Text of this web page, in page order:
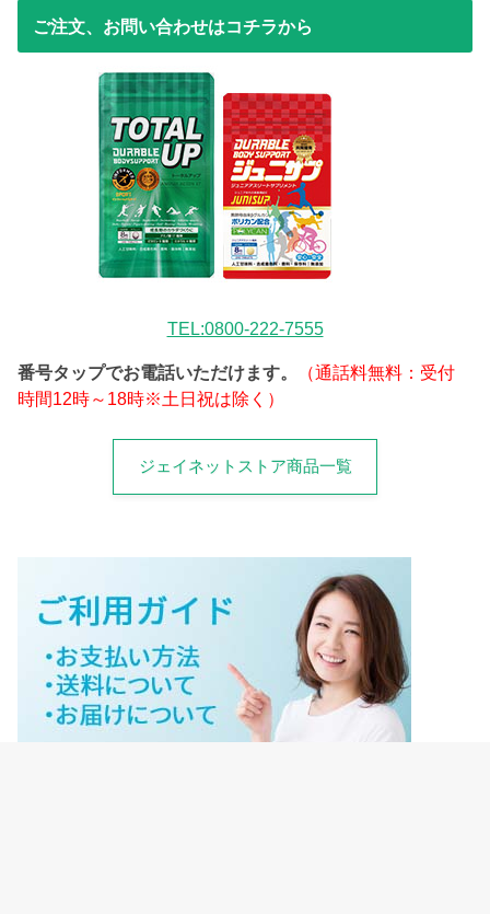
ご注文、お問い合わせはコチラから
TEL:0800-222-7555
番号タップでお電話いただけます。
（通話料無料：受付
時間12時～18時※土日祝は除く）
ジェイネットストア商品一覧